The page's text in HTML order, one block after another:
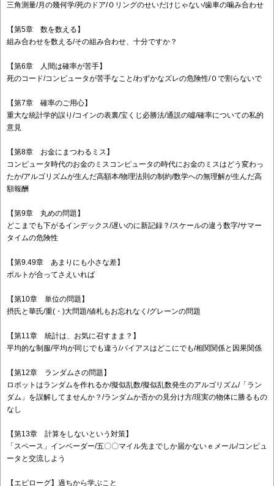
三角測量/月の幾何学/死のドア/Ｏリングのせいだけじゃない/歯車の噛み合わせ
【第5章 数を数える】
組み合わせを数える/その組み合わせ、十分ですか？
【第6章 人間は確率が苦手】
死のコード/コンピュータが苦手なこと/わずかなズレの危険性/０で割らないで
【第7章 確率のご用心】
重大な統計学的誤り/コインの表裏/宝くじ必勝法/通説の噓/確率についての私的
意見
【第8章 お金にまつわるミス】
コンピュータ時代のお金のミスコンピュータの時代にお金のミスはどう変わっ
たか/アルゴリズムが生んだ高額本/物理法則の制約/数学への無理解が生んだ高
額報酬
【第9章 丸めの問題】
どこまでも下がるインデックス/遅いのに新記録？/スケールの違う数字/サマー
タイムの危険性
【第9.49章 あまりにも小さな差】
ボルトが合ってさえいれば
【第10章 単位の問題】
摂氏と華氏/重(・)大問題/値札もお忘れなく/グレーンの問題
【第11章 統計は、お気に召すまま？】
平均的な制服/平均が同じでも違う/バイアスはどこにでも/相関関係と因果関係
【第12章 ランダムさの問題】
ロボットはランダムを作れるか/擬似乱数/擬似乱数発生のアルゴリズム/「ラン
ダム」を誤解してませんか？/ランダムか否かの見分け方/現実の物体に勝るもの
なし
【第13章 計算をしないという対策】
「スペース」インベーダー/五〇〇マイル先までしか届かないｅメール/コンピュ
ータと交流しよう
【エピローグ】過ちから学ぶこと